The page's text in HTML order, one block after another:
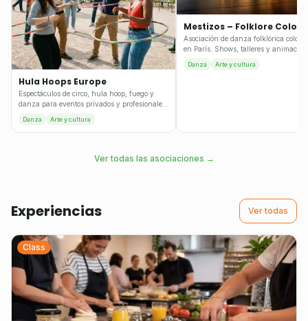
Hula Hoops Europe
Espectáculos de circo, hula hoop, fuego y
danza para eventos privados y profesionales
personajes a medida.
Danza Arte y cultura
Mestizos – Folklore
Asociación de danza folklórica
en París. Shows, talleres y animación
Danza Arte y cultura
Ver todas las asociaciones →
Experiencias Ver todas
Class